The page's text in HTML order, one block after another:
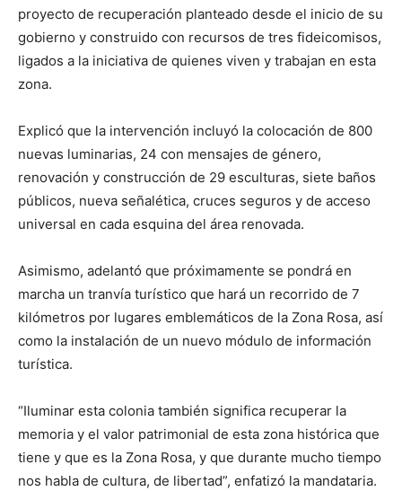
proyecto de recuperación planteado desde el inicio de su
gobierno y construido con recursos de tres fideicomisos,
ligados a la iniciativa de quienes viven y trabajan en esta
zona.
Explicó que la intervención incluyó la colocación de 800
nuevas luminarias, 24 con mensajes de género,
renovación y construcción de 29 esculturas, siete baños
públicos, nueva señalética, cruces seguros y de acceso
universal en cada esquina del área renovada.
Asimismo, adelantó que próximamente se pondrá en
marcha un tranvía turístico que hará un recorrido de 7
kilómetros por lugares emblemáticos de la Zona Rosa, así
como la instalación de un nuevo módulo de información
turística.
“Iluminar esta colonia también significa recuperar la
memoria y el valor patrimonial de esta zona histórica que
tiene y que es la Zona Rosa, y que durante mucho tiempo
nos habla de cultura, de libertad”, enfatizó la mandataria.